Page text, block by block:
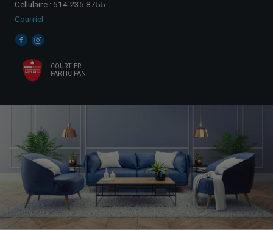
Cellulaire : 514.235.8755
Courriel
COURTIER
PARTICIPANT